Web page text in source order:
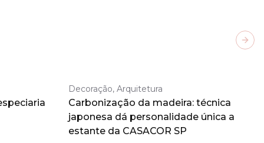
Decoração, Arquitetura
Carbonização da madeira: técnica
japonesa dá personalidade única a
estante da CASACOR SP